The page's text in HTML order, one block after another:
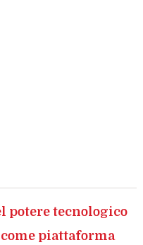
potere tecnologico
come piattaforma